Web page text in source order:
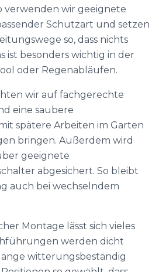
verwenden wir geeignete
Schutzart und setzen
so, dass nichts
ist besonders wichtig in der
oder Regenabläufen.
wir auf fachgerechte
eine saubere
spätere Arbeiten im Garten
bringen. Außerdem wird
geeignete
abgesichert. So bleibt
auch bei wechselndem
Montage lässt sich vieles
werden dicht
witterungsbeständig